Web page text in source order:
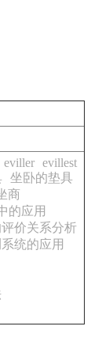
eviller evillest
坐卧的垫具
商
的应用
价关系分析
统的应用